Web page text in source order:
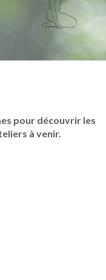
pour découvrir les
à venir.